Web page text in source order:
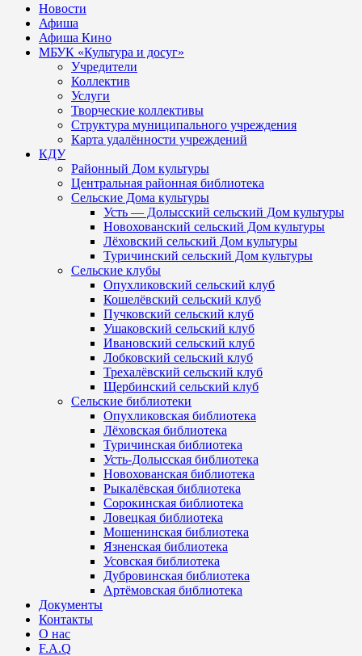
Новости
Афиша
Афиша Кино
МБУК «Культура и досуг»
Учредители
Коллектив
Услуги
Творческие коллективы
Структура муниципального учреждения
Карта удалённости учреждений
КДУ
Районный Дом культуры
Центральная районная библиотека
Сельские Дома культуры
Усть — Долысский сельский Дом культуры
Новохованский сельский Дом культуры
Лёховский сельский Дом культуры
Туричинский сельский Дом культуры
Сельские клубы
Опухликовский сельский клуб
Кошелёвский сельский клуб
Пучковский сельский клуб
Ушаковский сельский клуб
Ивановский сельский клуб
Лобковский сельский клуб
Трехалёвский сельский клуб
Щербинский сельский клуб
Сельские библиотеки
Опухликовская библиотека
Лёховская библиотека
Туричинская библиотека
Усть-Долысская библиотека
Новохованская библиотека
Рыкалёвская библиотека
Сорокинская библиотека
Ловецкая библиотека
Мошенинская библиотека
Язненская библиотека
Усовская библиотека
Дубровинская библиотека
Артёмовская библиотека
Документы
Контакты
О нас
F.A.Q